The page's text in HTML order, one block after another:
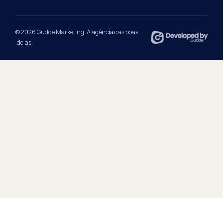
© 2026 Gudde Marketing. A agência das boas
ideias.